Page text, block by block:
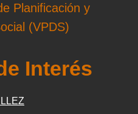
Planificación y
(VPDS)
Interés